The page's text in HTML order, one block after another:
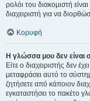
ρολόι του διακομιστή
διαχειριστή για να
Κορυφή
Η γλώσσα μου δεν είναι
Είτε ο διαχειριστής δεν
μεταφράσει αυτό το
ζητήσετε από κάποιον
εγκαταστήσει το πακέτο